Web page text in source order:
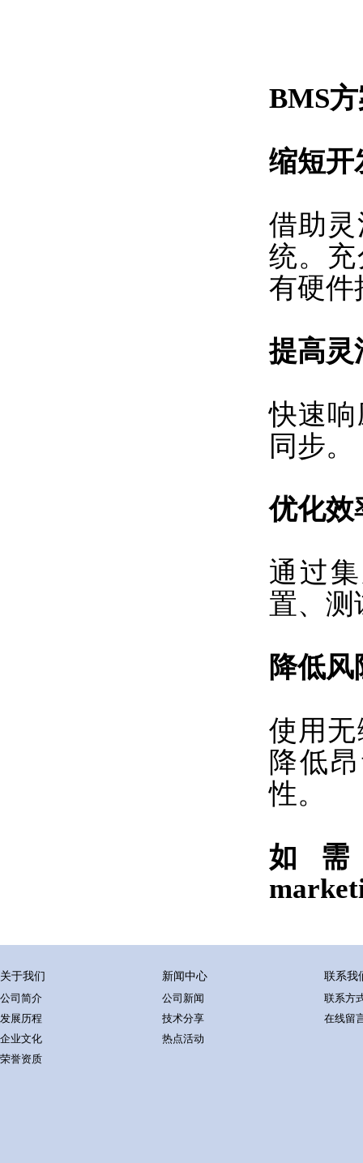
BMS
缩短开
借助
统。
有硬件
提高灵
快速
同步。
优化效
通过
置、测
降低风
使用
降低
性。
如
关于我们
公司简介
发展历程
企业文化
荣誉资质
新闻中心
公司新闻
技术分享
热点活动
联系我
联系方
在线留